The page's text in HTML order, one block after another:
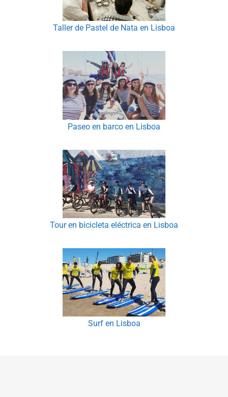
Taller de Pastel de Nata en Lisboa
Paseo en barco en Lisboa
Tour en bicicleta eléctrica en Lisboa
Surf en Lisboa